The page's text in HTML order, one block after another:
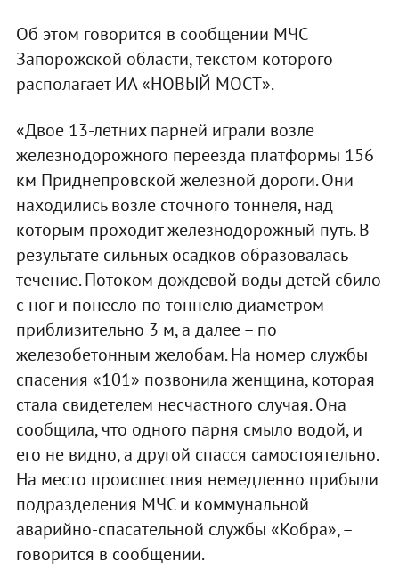
Об этом говорится в сообщении МЧС
Запорожской области, текстом которого
располагает ИА «НОВЫЙ МОСТ».
«Двое 13-летних парней играли возле
железнодорожного переезда платформы 156
км Приднепровской железной дороги. Они
находились возле сточного тоннеля, над
которым проходит железнодорожный путь. В
результате сильных осадков образовалась
течение. Потоком дождевой воды детей сбило
с ног и понесло по тоннелю диаметром
приблизительно 3 м, а далее – по
железобетонным желобам. На номер службы
спасения «101» позвонила женщина, которая
стала свидетелем несчастного случая. Она
сообщила, что одного парня смыло водой, и
его не видно, а другой спасся самостоятельно.
На место происшествия немедленно прибыли
подразделения МЧС и коммунальной
аварийно-спасательной службы «Кобра», –
говорится в сообщении.